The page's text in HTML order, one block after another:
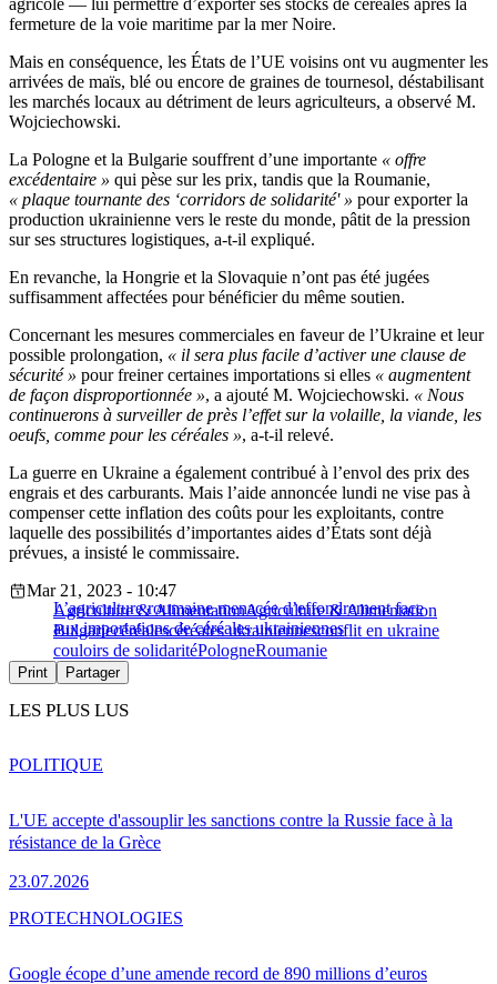
agricole — lui permettre d’exporter ses stocks de céréales après la
fermeture de la voie maritime par la mer Noire.
Mais en conséquence, les États de l’UE voisins ont vu augmenter les
arrivées de maïs, blé ou encore de graines de tournesol, déstabilisant
les marchés locaux au détriment de leurs agriculteurs, a observé M.
Wojciechowski.
La Pologne et la Bulgarie souffrent d’une importante « offre
excédentaire » qui pèse sur les prix, tandis que la Roumanie,
« plaque tournante des ‘corridors de solidarité' » pour exporter la
production ukrainienne vers le reste du monde, pâtit de la pression
sur ses structures logistiques, a-t-il expliqué.
En revanche, la Hongrie et la Slovaquie n’ont pas été jugées
suffisamment affectées pour bénéficier du même soutien.
Concernant les mesures commerciales en faveur de l’Ukraine et leur
possible prolongation, « il sera plus facile d’activer une clause de
sécurité » pour freiner certaines importations si elles « augmentent
de façon disproportionnée », a ajouté M. Wojciechowski. « Nous
continuerons à surveiller de près l’effet sur la volaille, la viande, les
oeufs, comme pour les céréales », a-t-il relevé.
La guerre en Ukraine a également contribué à l’envol des prix des
engrais et des carburants. Mais l’aide annoncée lundi ne vise pas à
compenser cette inflation des coûts pour les exploitants, contre
laquelle des possibilités d’importantes aides d’États sont déjà
prévues, a insisté le commissaire.
L’agriculture roumaine menacée d’effondrement face
aux importations de céréales ukrainiennes
Mar 21, 2023 - 10:47
Agriculture & AlimentationAgriculture & Alimentation
Bulgariecéréalescéréales ukrainiennesconflit en ukraine
couloirs de solidaritéPologneRoumanie
Print Partager
LES PLUS LUS
L'UE accepte d'assouplir les sanctions contre la Russie face à la
résistance de la Grèce
23.07.2026
POLITIQUE
Google écope d’une amende record de 890 millions d’euros
PROTECHNOLOGIES